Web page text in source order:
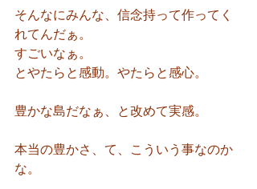
そんなにみんな、信念持って作ってく
れてんだぁ。
すごいなぁ。
とやたらと感動。やたらと感心。
豊かな島だなぁ、と改めて実感。
本当の豊かさ、て、こういう事なのか
な。